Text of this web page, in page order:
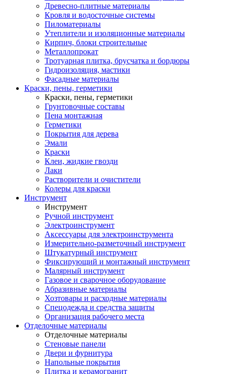
Древесно-плитные материалы
Кровля и водосточные системы
Пиломатериалы
Утеплители и изоляционные материалы
Кирпич, блоки строительные
Металлопрокат
Тротуарная плитка, брусчатка и бордюры
Гидроизоляция, мастики
Фасадные материалы
Краски, пены, герметики
Краски, пены, герметики
Грунтовочные составы
Пена монтажная
Герметики
Покрытия для дерева
Эмали
Краски
Клеи, жидкие гвозди
Лаки
Растворители и очистители
Колеры для краски
Инструмент
Инструмент
Ручной инструмент
Электроинструмент
Аксессуары для электроинструмента
Измерительно-разметочный инструмент
Штукатурный инструмент
Фиксирующий и монтажный инструмент
Малярный инструмент
Газовое и сварочное оборудование
Абразивные материалы
Хозтовары и расходные материалы
Спецодежда и средства защиты
Организация рабочего места
Отделочные материалы
Отделочные материалы
Стеновые панели
Двери и фурнитура
Напольные покрытия
Плитка и керамогранит